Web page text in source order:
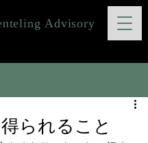
Advisory
られること